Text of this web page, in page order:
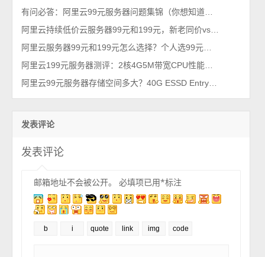
有问必答：阿里云99元服务器问题集锦（你想知道的都在这）
阿里云持续低价云服务器99元和199元，新老同价vs续费同价
阿里云服务器99元和199元怎么选择？个人选99元，企业选199元
阿里云199元服务器测评：2核4G5M带宽CPU性能及网络速度及选购指南
阿里云99元服务器存储空间多大？40G ESSD Entry云盘
发表评论
发表评论
邮箱地址不会被公开。 必填项已用*标注